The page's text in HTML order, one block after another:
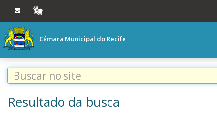
Ir ao conteúdo
Ir à navegação principal
VLIBRAS
Câmara Municipal do Recife
Resultado da busca